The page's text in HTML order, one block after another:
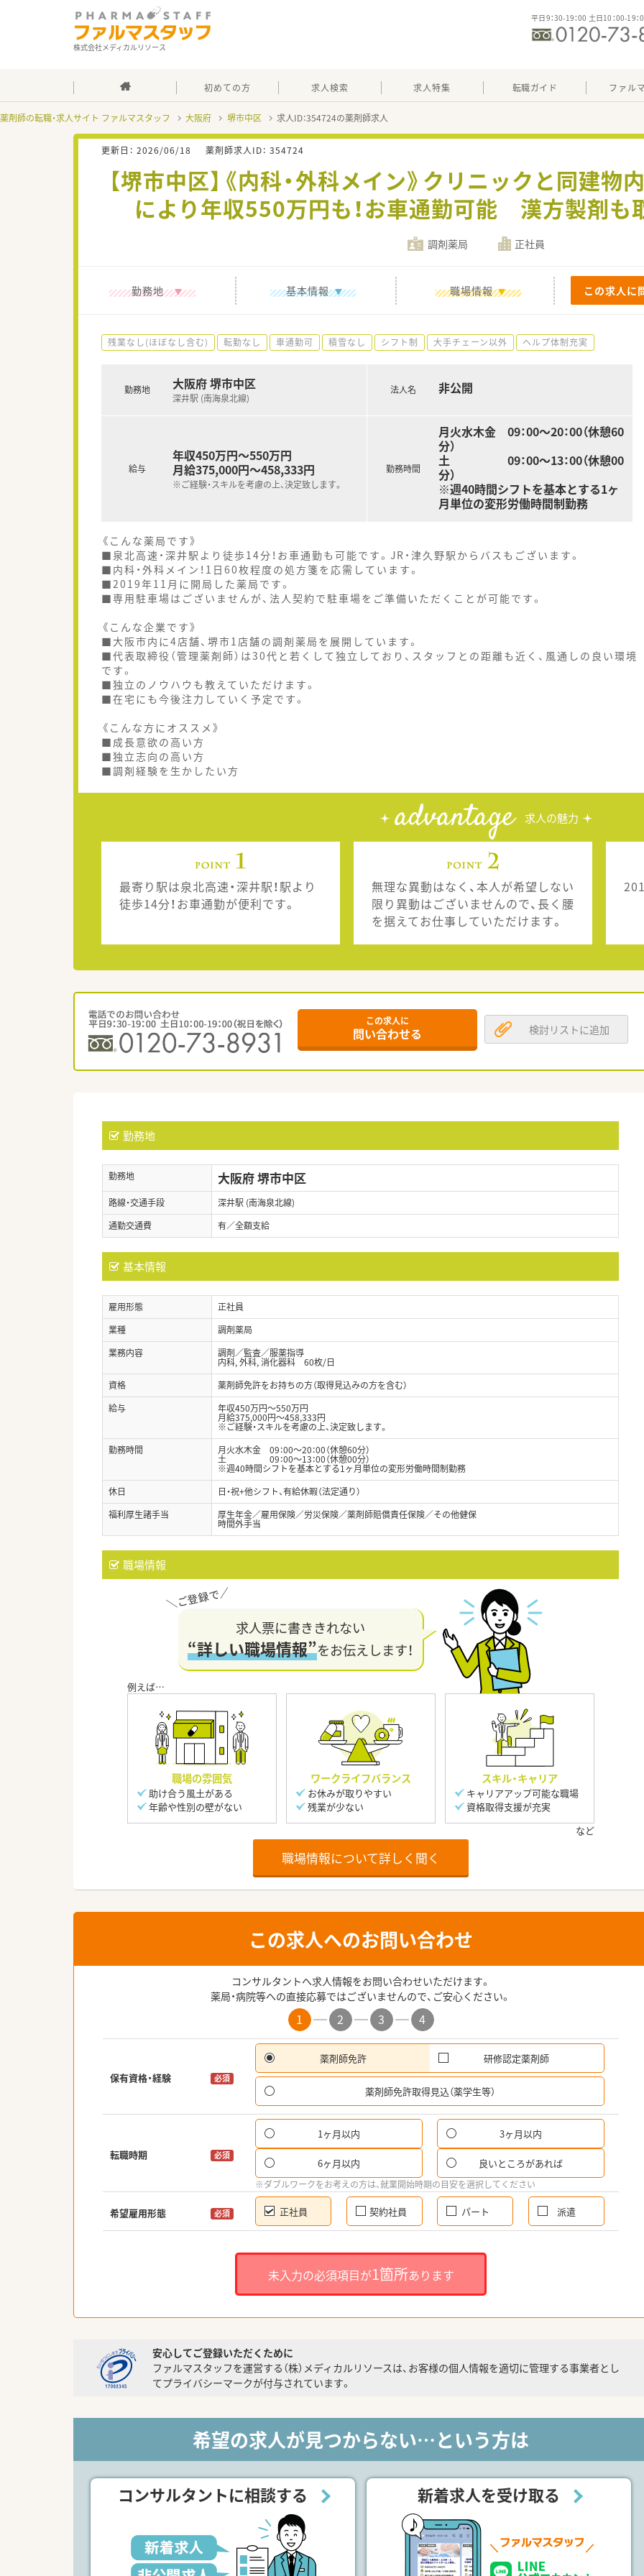
株式会社メディカルリソース
平日9：30-19：00 土日10：00-19：
初めての方 求人検索 求人特集 転職ガイド ファル
薬剤師の転職・求人サイト ファルマスタッフ 大阪府 堺市中区 求人ID：354724の薬剤師求人
更新日： 2026/06/18 薬剤師求人ID： 354724
【堺市中区】《内科・外科メイン》クリニックと同建物
により年収550万円も！お車通勤可能 漢方製剤
調剤薬局 正社員
勤務地 基本情報 職場情報 この求人に
残業なし(ほぼなし含む) 転勤なし 車通勤可 積雪なし シフト制 大手チェーン以外 ヘルプ体制充実
勤務地 大阪府 堺市中区
深井駅 (南海泉北線)
給与
年収450万円～550万円
月給375,000円～458,333円
※ご経験・スキルを考慮の上、決定致します。
法人名 非公開
勤務時間
月火水木金 09：00～20：00（休憩60
分）
土 09：00～13：00（休憩00
分）
※週40時間シフトを基本とする1ヶ
月単位の変形労働時間制勤務
《こんな薬局です》
■泉北高速・深井駅より徒歩14分！お車通勤も可能です。JR・津久野駅からバスもございます。
■内科・外科メイン！1日60枚程度の処方箋を応需しています。
■2019年11月に開局した薬局です。
■専用駐車場はございませんが、法人契約で駐車場をご準備いただくことが可能です。
《こんな企業です》
■大阪市内に4店舗、堺市1店舗の調剤薬局を展開しています。
■代表取締役（管理薬剤師）は30代と若くして独立しており、スタッフとの距離も近く、風通しの良い環境
です。
■独立のノウハウも教えていただけます。
■在宅にも今後注力していく予定です。
《こんな方にオススメ》
■成長意欲の高い方
■独立志向の高い方
■調剤経験を生かしたい方
advantage 求人の魅力
最寄り駅は泉北高速・深井駅！駅より
徒歩14分！お車通勤が便利です。
無理な異動はなく、本人が希望しない
限り異動はございませんので、長く腰
を据えてお仕事していただけます。
この求人に
問い合わせる 検討リストに追加
勤務地
勤務地 大阪府 堺市中区
路線・交通手段
深井駅 (南海泉北線)
通勤交通費
有／全額支給
基本情報
雇用形態
正社員
業種
調剤薬局
業務内容
調剤／監査／服薬指導
内科, 外科, 消化器科 60枚/日
資格
薬剤師免許をお持ちの方（取得見込みの方を含む）
給与
年収450万円～550万円
月給375,000円～458,333円
※ご経験・スキルを考慮の上、決定致します。
勤務時間
月火水木金 09：00～20：00（休憩60分）
土 09：00～13：00（休憩00分）
※週40時間シフトを基本とする1ヶ月単位の変形労働時間制勤務
休日
日・祝+他シフト、有給休暇（法定通り）
福利厚生諸手当
厚生年金／雇用保険／労災保険／薬剤師賠償責任保険／その他健保
時間外手当
職場情報
求人票に書ききれない
“詳しい職場情報”をお伝えします！
職場の雰囲気
助け合う風土がある
年齢や性別の壁がない
ワークライフバランス
お休みが取りやすい
残業が少ない
スキル・キャリア
キャリアアップ可能な職場
資格取得支援が充実
職場情報について詳しく聞く
この求人へのお問い合わせ
コンサルタントへ求人情報をお問い合わせいただけます。
薬局・病院等への直接応募ではございませんので、ご安心ください。
1 2 3 4
保有資格・経験 必須
薬剤師免許 研修認定薬剤師
薬剤師免許取得見込（薬学生等）
転職時期 必須
1ヶ月以内 3ヶ月以内
6ヶ月以内 良いところがあれば
※ダブルワークをお考えの方は、就業開始時期の目安を選択してください
希望雇用形態 必須 正社員 契約社員 パート 派遣
未入力の必須項目が1箇所あります
安心してご登録いただくために
ファルマスタッフを運営する（株）メディカルリソースは、お客様の個人情報を適切に管理する事業者とし
てプライバシーマークが付与されています。
希望の求人が見つからない…という方は
コンサルタントに相談する 新着求人を受け取る